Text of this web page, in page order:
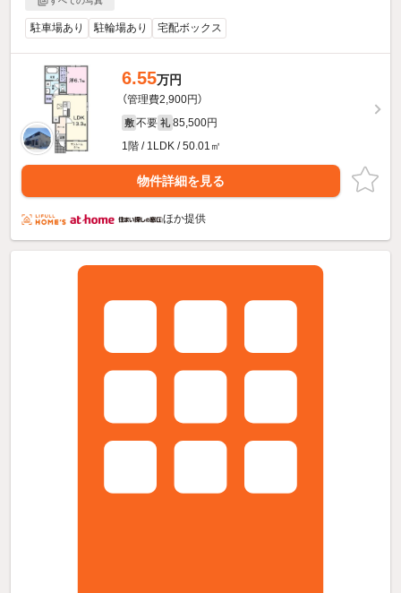
駐車場あり 駐輪場あり 宅配ボックス
6.55万円
（管理費2,900円）
敷 不要 礼 85,500円
1階 / 1LDK / 50.01㎡
物件詳細を見る
ほか提供